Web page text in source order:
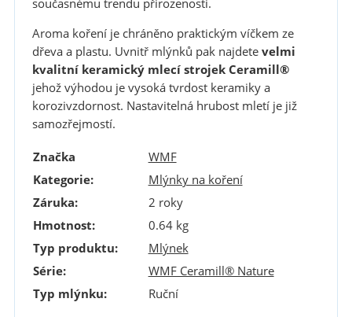
současnému trendu přirozenosti.
Aroma koření je chráněno praktickým víčkem ze
dřeva a plastu. Uvnitř mlýnků pak najdetevelmi
kvalitní keramický mlecí strojek Ceramill®
jehož výhodou je vysoká tvrdost keramiky a
korozivzdornost. Nastavitelná hrubost mletí je již
samozřejmostí.
Značka
WMF
Kategorie:
Mlýnky na koření
Záruka:
2 roky
Hmotnost:
0.64 kg
Typ produktu:
Mlýnek
Série:
WMF Ceramill® Nature
Typ mlýnku: Ruční